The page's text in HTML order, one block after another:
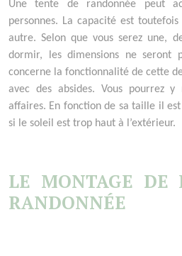
Une tente de randonnée peut
personnes. La capacité est
autre. Selon que vous serez une,
dormir, les dimensions ne seront
concerne la fonctionnalité de cette
avec des absides. Vous pourrez
affaires. En fonction de sa taille il
si le soleil est trop haut à l’extérieur.
LE MONTAGE DE
RANDONNÉE